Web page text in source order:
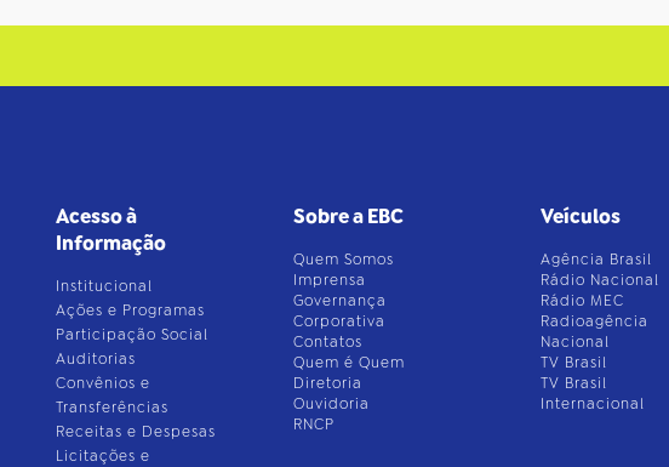
Acesso à
Informação
Institucional
Ações e Programas
Participação Social
Auditorias
Convênios e
Transferências
Receitas e Despesas
Licitações e
Sobre a EBC
Quem Somos
Imprensa
Governança
Corporativa
Contatos
Quem é Quem
Diretoria
Ouvidoria
RNCP
Veículos
Agência Brasil
Rádio Nacional
Rádio MEC
Radioagência
Nacional
TV Brasil
TV Brasil
Internacional